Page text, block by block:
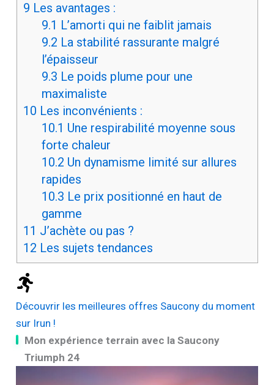
9 Les avantages :
9.1 L’amorti qui ne faiblit jamais
9.2 La stabilité rassurante malgré
l’épaisseur
9.3 Le poids plume pour une
maximaliste
10 Les inconvénients :
10.1 Une respirabilité moyenne sous
forte chaleur
10.2 Un dynamisme limité sur allures
rapides
10.3 Le prix positionné en haut de
gamme
11 J’achète ou pas ?
12 Les sujets tendances
Découvrir les meilleures offres Saucony du moment
sur Irun !
Mon expérience terrain avec la Saucony
Triumph 24